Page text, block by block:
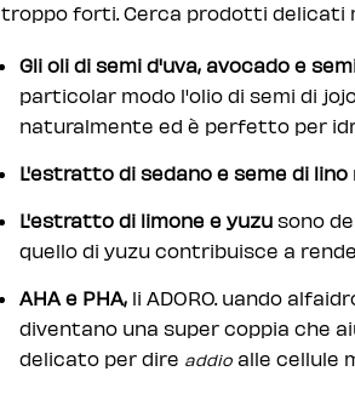
troppo forti. Cerca prodotti delicati
Gli oli di semi d'uva, avocado e
particolar modo l'olio di semi di
naturalmente ed è perfetto per
L'estratto di sedano e seme di lino
L'estratto di limone e yuzu sono
quello di yuzu contribuisce a
AHA e PHA, li ADORO. uando
diventano una super coppia che
delicato per dire addio alle cellule